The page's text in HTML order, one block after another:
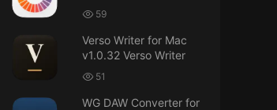
来源： macOS Golden Gate 27 完整安装包链
接！直接从苹果公司下载。
u6525353742092371 • 2026-07-26
DiskMap AL：查找大文
件
59
Verso Writer for Mac
v1.0.32 Verso Writer
51
WG DAW Converter for